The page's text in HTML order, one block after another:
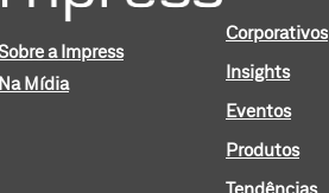
a Impress
Mídia
Corporativos
Insights
Eventos
Produtos